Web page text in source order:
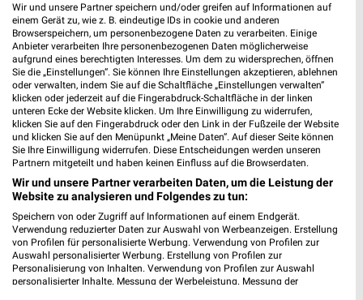
dm Wipperfürth
Hochstraße 36
51688 Wipperfürth
Heute
geschlossen
11,04 km
dm Overath
Steinhofplatz 1
51491 Overath
Heute geschlossen
11,44 km
Wir und unsere Partner speichern und/oder greifen auf Informationen auf
einem Gerät zu, wie z. B. eindeutige IDs in cookie und anderen
Browserspeichern, um personenbezogene Daten zu verarbeiten. Einige
Anbieter verarbeiten Ihre personenbezogenen Daten möglicherweise
aufgrund eines berechtigten Interesses. Um dem zu widersprechen, öffnen
Sie die „Einstellungen“. Sie können Ihre Einstellungen akzeptieren, ablehnen
oder verwalten, indem Sie auf die Schaltfläche „Einstellungen verwalten“
klicken oder jederzeit auf die Fingerabdruck-Schaltfläche in der linken
unteren Ecke der Website klicken. Um Ihre Einwilligung zu widerrufen,
klicken Sie auf den Fingerabdruck oder den Link in der Fußzeile der Website
und klicken Sie auf den Menüpunkt „Meine Daten“. Auf dieser Seite können
Sie Ihre Einwilligung widerrufen. Diese Entscheidungen werden unseren
Partnern mitgeteilt und haben keinen Einfluss auf die Browserdaten.
Wir und unsere Partner verarbeiten Daten, um die Leistung der
Website zu analysieren und Folgendes zu tun:
Speichern von oder Zugriff auf Informationen auf einem Endgerät.
Verwendung reduzierter Daten zur Auswahl von Werbeanzeigen. Erstellung
von Profilen für personalisierte Werbung. Verwendung von Profilen zur
Auswahl personalisierter Werbung. Erstellung von Profilen zur
Personalisierung von Inhalten. Verwendung von Profilen zur Auswahl
personalisierter Inhalte. Messung der Werbeleistung. Messung der